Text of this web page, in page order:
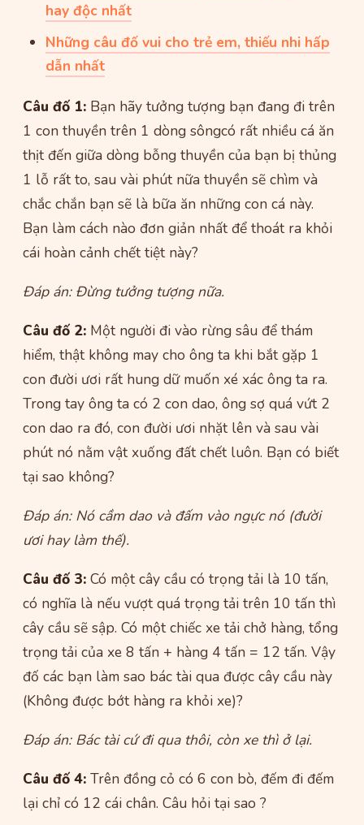
hay độc nhất
Những câu đố vui cho trẻ em, thiếu nhi hấp
dẫn nhất
Câu đố 1: Bạn hãy tưởng tượng bạn đang đi trên
1 con thuyền trên 1 dòng sôngcó rất nhiều cá ăn
thịt đến giữa dòng bỗng thuyền của bạn bị thủng
1 lỗ rất to, sau vài phút nữa thuyền sẽ chìm và
chắc chắn bạn sẽ là bữa ăn những con cá này.
Bạn làm cách nào đơn giản nhất để thoát ra khỏi
cái hoàn cảnh chết tiệt này?
Đáp án: Đừng tưởng tượng nữa.
Câu đố 2: Một người đi vào rừng sâu để thám
hiểm, thật không may cho ông ta khi bắt gặp 1
con đười ươi rất hung dữ muốn xé xác ông ta ra.
Trong tay ông ta có 2 con dao, ông sợ quá vứt 2
con dao ra đó, con đười ươi nhặt lên và sau vài
phút nó nằm vật xuống đất chết luôn. Bạn có biết
tại sao không?
Đáp án: Nó cầm dao và đấm vào ngực nó (đười
ươi hay làm thế).
Câu đố 3: Có một cây cầu có trọng tải là 10 tấn,
có nghĩa là nếu vượt quá trọng tải trên 10 tấn thì
cây cầu sẽ sập. Có một chiếc xe tải chở hàng, tổng
trọng tải của xe 8 tấn + hàng 4 tấn = 12 tấn. Vậy
đố các bạn làm sao bác tài qua được cây cầu này
(Không được bớt hàng ra khỏi xe)?
Đáp án: Bác tài cứ đi qua thôi, còn xe thì ở lại.
Câu đố 4: Trên đồng cỏ có 6 con bò, đếm đi đếm
lại chỉ có 12 cái chân. Câu hỏi tại sao ?